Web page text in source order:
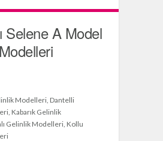
Selene A Model
Modelleri Dantelli
Kabarık Gelinlik
Gelinlik Modelleri Kollu